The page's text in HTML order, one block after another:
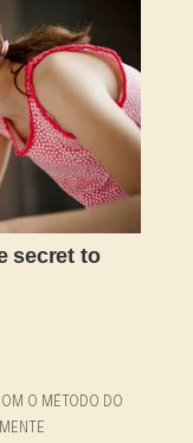
O MÉTODO DO